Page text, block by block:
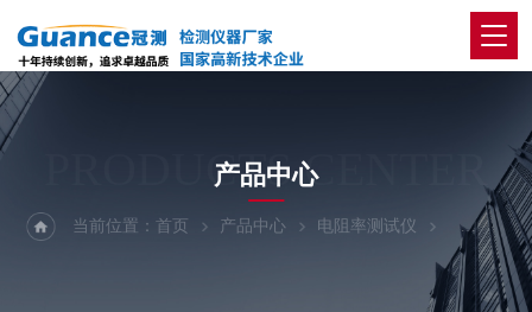
PRODUCTS CENTER
产品中心
当前位置：首页 产品中心 电阻率测试仪 210-炭块